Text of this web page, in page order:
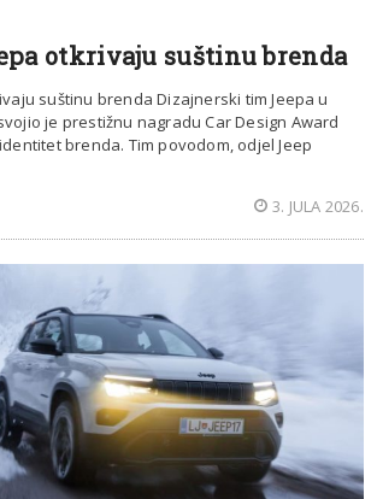
otkrivaju suštinu brenda
suštinu brenda Dizajnerski tim Jeepa u
je prestižnu nagradu Car Design Award
brenda. Tim povodom, odjel Jeep
3. JULA 2026.